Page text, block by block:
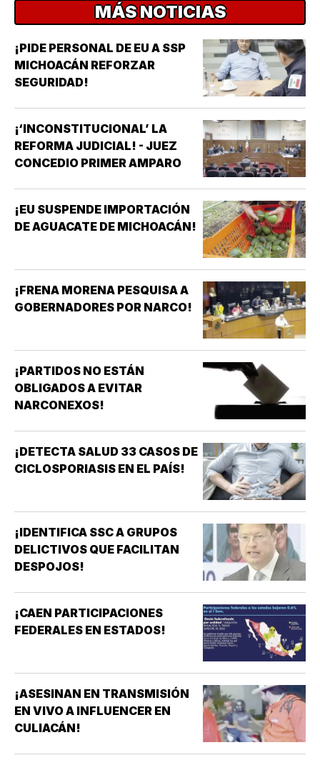
MÁS NOTICIAS
¡PIDE PERSONAL DE EU A SSP
MICHOACÁN REFORZAR
SEGURIDAD!
¡‘INCONSTITUCIONAL’ LA
REFORMA JUDICIAL! - JUEZ
CONCEDIO PRIMER AMPARO
¡EU SUSPENDE IMPORTACIÓN
DE AGUACATE DE MICHOACÁN!
¡FRENA MORENA PESQUISA A
GOBERNADORES POR NARCO!
¡PARTIDOS NO ESTÁN
OBLIGADOS A EVITAR
NARCONEXOS!
¡DETECTA SALUD 33 CASOS DE
CICLOSPORIASIS EN EL PAÍS!
¡IDENTIFICA SSC A GRUPOS
DELICTIVOS QUE FACILITAN
DESPOJOS!
¡CAEN PARTICIPACIONES
FEDERALES EN ESTADOS!
¡ASESINAN EN TRANSMISIÓN
EN VIVO A INFLUENCER EN
CULIACÁN!